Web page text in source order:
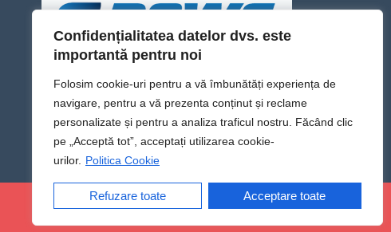
Confidențialitatea datelor dvs. este
importantă pentru noi
Folosim cookie-uri pentru a vă îmbunătăți experiența de
navigare, pentru a vă prezenta conținut și reclame
personalizate și pentru a analiza traficul nostru. Făcând clic
pe „Acceptă tot”, acceptați utilizarea cookie-
urilor. Politica Cookie
Refuzare toate Acceptare toate
@Sens TV | Dă sens omului din tine!